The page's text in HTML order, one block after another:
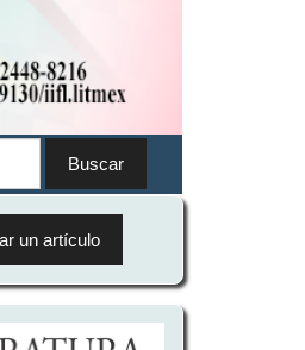
Buscar
un artículo